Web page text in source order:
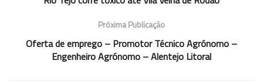
Próxima Publicação
Oferta de emprego – Promotor Técnico Agrónomo –
Engenheiro Agrónomo – Alentejo Litoral